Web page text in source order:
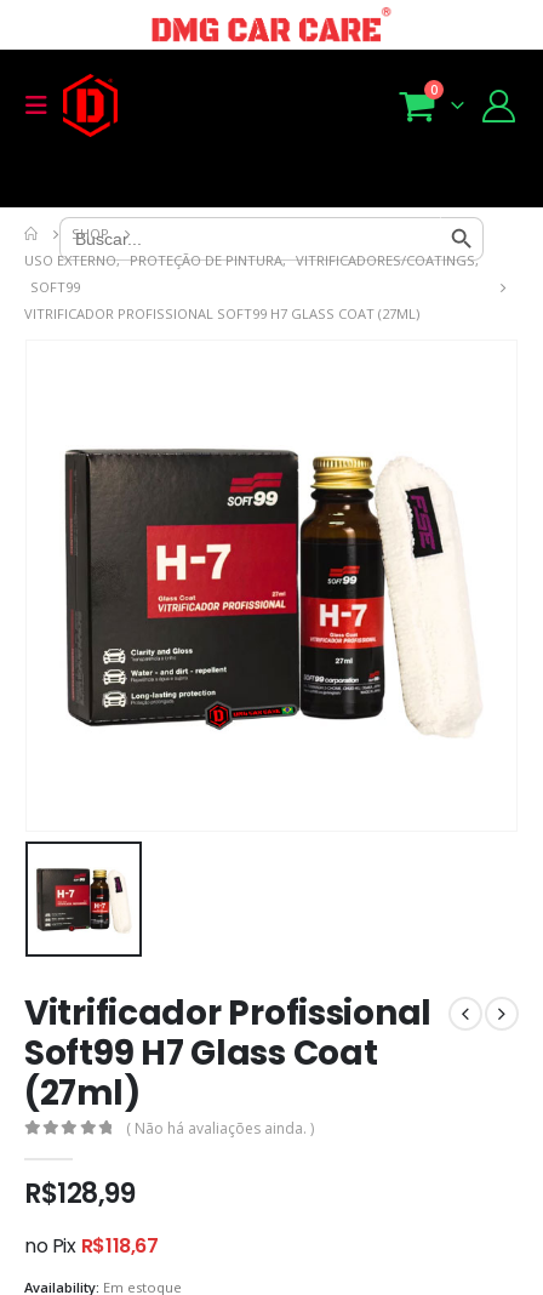
Search
for:
Search Button
0
SHOP
USO EXTERNO, PROTEÇÃO DE PINTURA, VITRIFICADORES/COATINGS,
SOFT99
VITRIFICADOR PROFISSIONAL SOFT99 H7 GLASS COAT (27ML)
Vitrificador Profissional
Soft99 H7 Glass Coat
(27ml)
( Não há avaliações ainda. )
R$128,99
no Pix R$118,67
Availability: Em estoque